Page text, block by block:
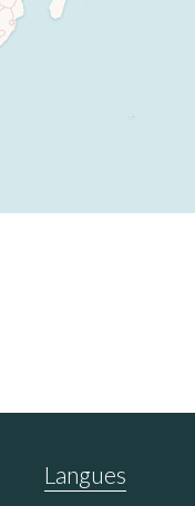
Langues